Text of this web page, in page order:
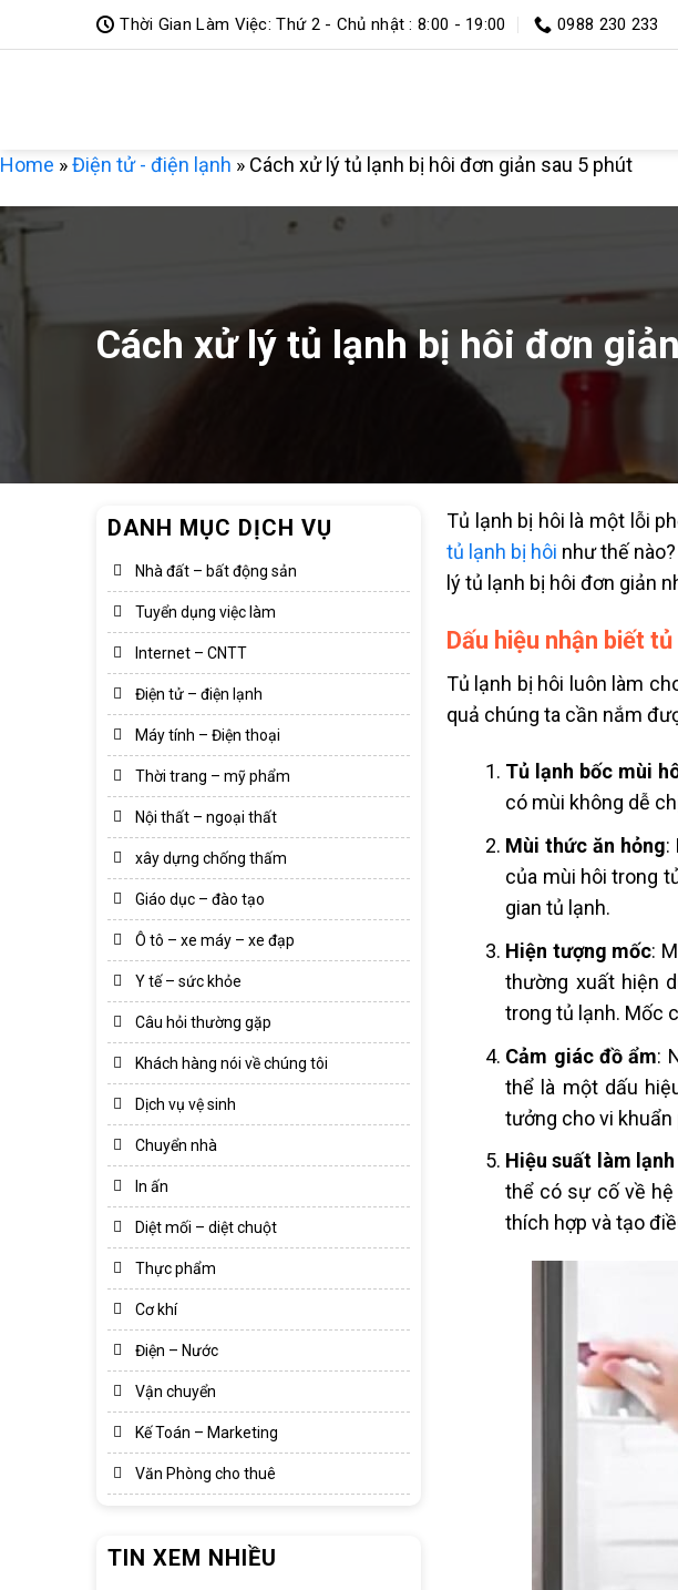
qua
Thời Gian Làm Việc: Thứ 2 - Chủ nhật : 8:00 - 19:00 0988 230 233
Home »Điện tử - điện lạnh » Cách xử lý tủ lạnh bị hôi đơn giản sau 5 phút
Cách xử lý tủ lạnh bị hôi đơn
DANH MỤC DỊCH VỤ
Nhà đất – bất động sản
Tuyển dụng việc làm
Internet – CNTT
Điện tử – điện lạnh
Máy tính – Điện thoại
Thời trang – mỹ phẩm
Nội thất – ngoại thất
xây dựng chống thấm
Giáo dục – đào tạo
Ô tô – xe máy – xe đạp
Y tế – sức khỏe
Câu hỏi thường gặp
Khách hàng nói về chúng tôi
Dịch vụ vệ sinh
Chuyển nhà
In ấn
Diệt mối – diệt chuột
Thực phẩm
Cơ khí
Điện – Nước
Vận chuyển
Kế Toán – Marketing
Văn Phòng cho thuê
TIN XEM NHIỀU
Tủ lạnh bị hôi là một lỗi
tủ lạnh bị hôi như thế
lý tủ lạnh bị hôi đơn giản
Dấu hiệu nhận biết
Tủ lạnh bị hôi luôn làm
quả chúng ta cần nắm
Tủ lạnh bốc mùi
có mùi không dễ
Mùi thức ăn hỏng:
của mùi hôi trong
gian tủ lạnh.
Hiện tượng mốc:
thường xuất hiện
trong tủ lạnh. Mốc
Cảm giác đồ ẩm:
thể là một dấu
tưởng cho vi khuẩn
Hiệu suất làm
thể có sự cố về
thích hợp và tạo